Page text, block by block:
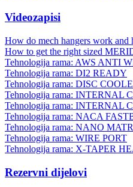
Videozapisi
How do mech hangers work and
How to get the right sized
Tehnologija rama: AWS ANTI
Tehnologija rama: DI2 READY
Tehnologija rama: DISC
Tehnologija rama: INTERNAL
Tehnologija rama: INTERNAL
Tehnologija rama: NACA
Tehnologija rama: NANO
Tehnologija rama: WIRE PORT
Tehnologija rama: X-TAPER
Rezervni dijelovi